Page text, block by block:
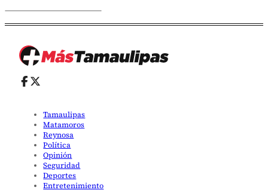
Tamaulipas
Matamoros
Reynosa
Política
Opinión
Seguridad
Deportes
Entretenimiento